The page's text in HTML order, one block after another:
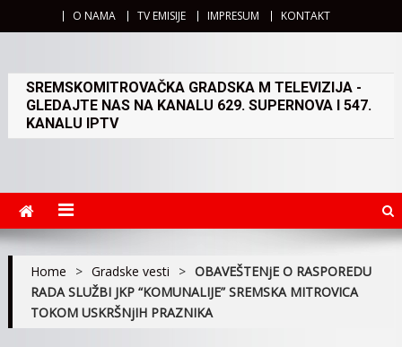
O NAMA TV EMISIJE IMPRESUM KONTAKT
SREMSKOMITROVAČKA GRADSKA M TELEVIZIJA -
GLEDAJTE NAS NA KANALU 629. SUPERNOVA I 547.
KANALU IPTV
Home > Gradske vesti > OBAVEŠTENjE O RASPOREDU
RADA SLUŽBI JKP “KOMUNALIJE” SREMSKA MITROVICA
TOKOM USKRŠNjIH PRAZNIKA